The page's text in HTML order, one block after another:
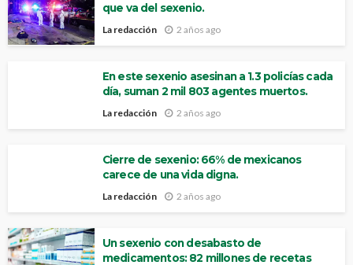
que va del sexenio.
La redacción 2 años ago
En este sexenio asesinan a 1.3 policías cada
día, suman 2 mil 803 agentes muertos.
La redacción 2 años ago
Cierre de sexenio: 66% de mexicanos
carece de una vida digna.
La redacción 2 años ago
Un sexenio con desabasto de
medicamentos: 82 millones de recetas